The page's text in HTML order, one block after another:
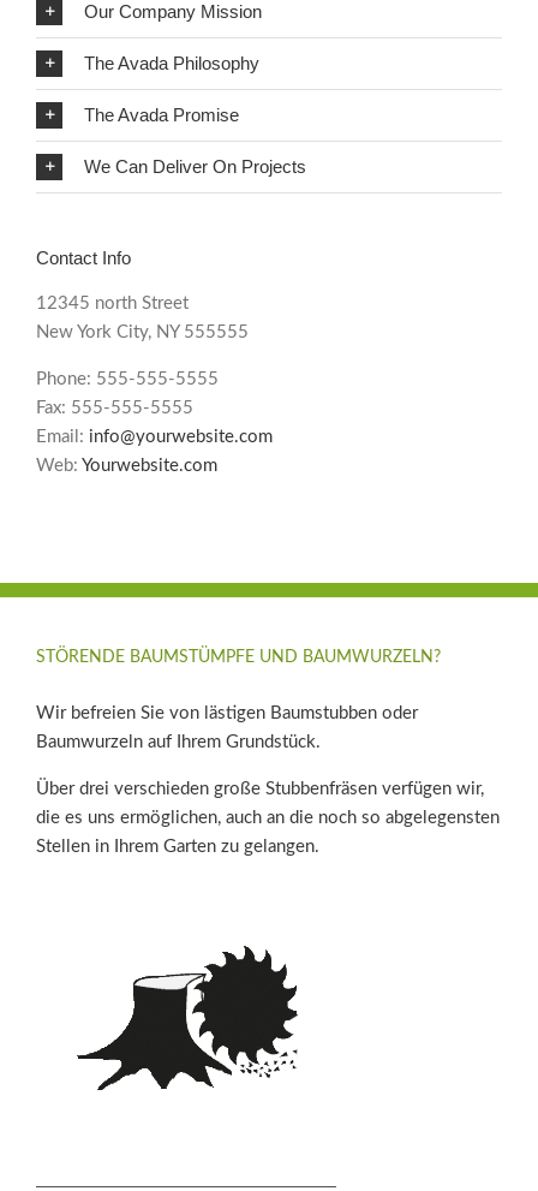
Our Company Mission
The Avada Philosophy
The Avada Promise
We Can Deliver On Projects
Contact Info
12345 north Street
New York City, NY 555555
Phone: 555-555-5555
Fax: 555-555-5555
Email: info@yourwebsite.com
Web: Yourwebsite.com
STÖRENDE BAUMSTÜMPFE UND BAUMWURZELN?
Wir befreien Sie von lästigen Baumstubben oder
Baumwurzeln auf Ihrem Grundstück.
Über drei verschieden große Stubbenfräsen verfügen wir,
die es uns ermöglichen, auch an die noch so abgelegensten
Stellen in Ihrem Garten zu gelangen.